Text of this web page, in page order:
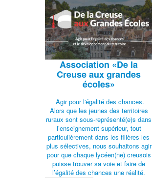
Association «De la
Creuse aux grandes
écoles»
Agir pour l'égalité des chances.
Alors que les jeunes des territoires
ruraux sont sous-représenté(e)s dans
l’enseignement supérieur, tout
particulièrement dans les filières les
plus sélectives, nous souhaitons agir
pour que chaque lycéen(ne) creusois
puisse trouver sa voie et faire de
l’égalité des chances une réalité.